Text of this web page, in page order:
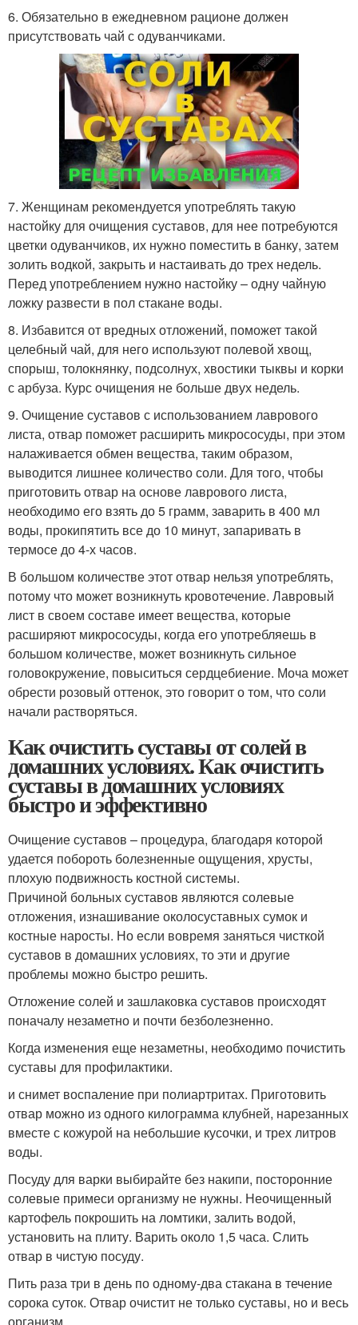
6. Обязательно в ежедневном рационе должен
присутствовать чай с одуванчиками.
7. Женщинам рекомендуется употреблять такую
настойку для очищения суставов, для нее потребуются
цветки одуванчиков, их нужно поместить в банку, затем
золить водкой, закрыть и настаивать до трех недель.
Перед употреблением нужно настойку – одну чайную
ложку развести в пол стакане воды.
8. Избавится от вредных отложений, поможет такой
целебный чай, для него используют полевой хвощ,
спорыш, толокнянку, подсолнух, хвостики тыквы и корки
с арбуза. Курс очищения не больше двух недель.
9. Очищение суставов с использованием лаврового
листа, отвар поможет расширить микрососуды, при этом
налаживается обмен вещества, таким образом,
выводится лишнее количество соли. Для того, чтобы
приготовить отвар на основе лаврового листа,
необходимо его взять до 5 грамм, заварить в 400 мл
воды, прокипятить все до 10 минут, запаривать в
термосе до 4-х часов.
В большом количестве этот отвар нельзя употреблять,
потому что может возникнуть кровотечение. Лавровый
лист в своем составе имеет вещества, которые
расширяют микрососуды, когда его употребляешь в
большом количестве, может возникнуть сильное
головокружение, повыситься сердцебиение. Моча может
обрести розовый оттенок, это говорит о том, что соли
начали растворяться.
Как очистить суставы от солей в
домашних условиях. Как очистить
суставы в домашних условиях
быстро и эффективно
Очищение суставов – процедура, благодаря которой
удается побороть болезненные ощущения, хрусты,
плохую подвижность костной системы.
Причиной больных суставов являются солевые
отложения, изнашивание околосуставных сумок и
костные наросты. Но если вовремя заняться чисткой
суставов в домашних условиях, то эти и другие
проблемы можно быстро решить.
Отложение солей и зашлаковка суставов происходят
поначалу незаметно и почти безболезненно.
Когда изменения еще незаметны, необходимо почистить
суставы для профилактики.
и снимет воспаление при полиартритах. Приготовить
отвар можно из одного килограмма клубней, нарезанных
вместе с кожурой на небольшие кусочки, и трех литров
воды.
Посуду для варки выбирайте без накипи, посторонние
солевые примеси организму не нужны. Неочищенный
картофель покрошить на ломтики, залить водой,
установить на плиту. Варить около 1,5 часа. Слить
отвар в чистую посуду.
Пить раза три в день по одному-два стакана в течение
сорока суток. Отвар очистит не только суставы, но и весь
организм.